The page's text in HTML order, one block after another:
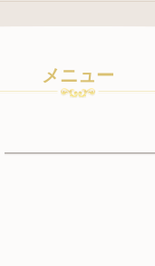
メニュー